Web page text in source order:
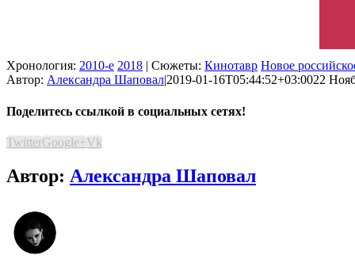
Хронология: 2010-е 2018 | Сюжеты: Кинотавр Новое
Автор: Александра Шаповал|2019-01-16T05:44:52+03:0022
Поделитесь ссылкой в социальных сетях!
TwitterGoogle+Vk
Автор: Александра Шаповал